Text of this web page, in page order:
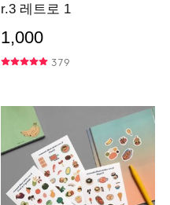
r.3 레트로 1
1,000
379